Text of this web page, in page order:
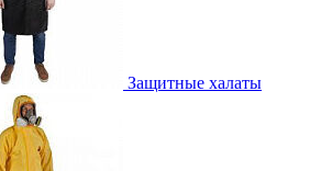
Защитные халаты